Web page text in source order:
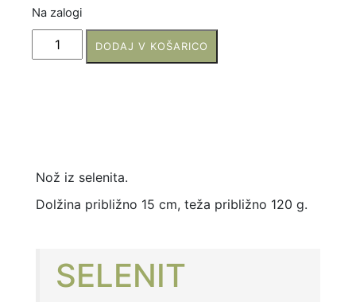
Na zalogi
iz
DODAJ V KOŠARICO
Nož iz selenita.
Dolžina približno 15 cm, teža približno 120 g.
SELENIT